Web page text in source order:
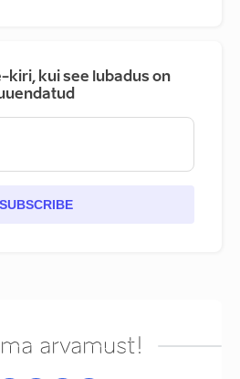
kiri, kui see lubadus on
SUBSCRIBE
arvamust!